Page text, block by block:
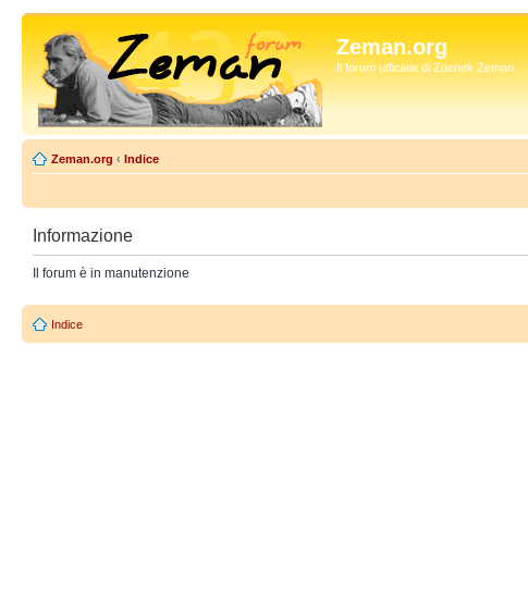
Zeman.org
Il forum ufficiale di Zdenek Zeman
Zeman.org ‹ Indice
Informazione
Il forum è in manutenzione
Indice